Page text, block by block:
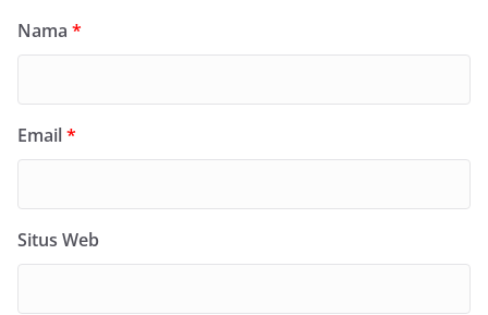
Nama *
Email*
Situs Web